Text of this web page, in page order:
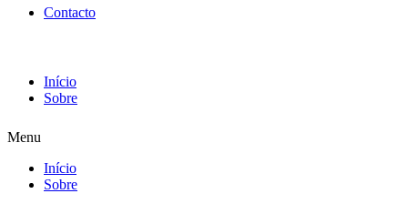
Contacto
Início
Sobre
Menu
Início
Sobre